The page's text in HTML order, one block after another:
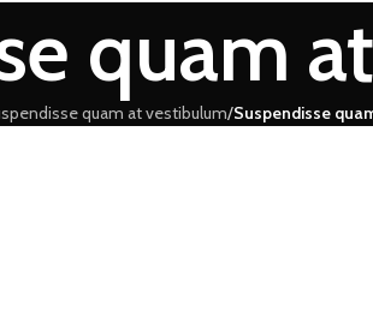
quam
quam at vestibulum/Suspendisse